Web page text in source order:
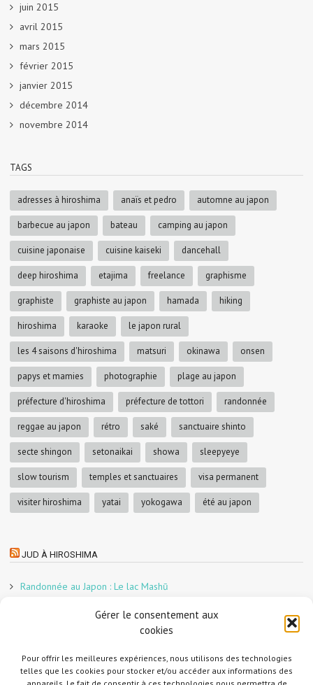
Gérer le consentement aux
cookies
Pour offrir les meilleures expériences, nous utilisons des technologies
telles que les cookies pour stocker et/ou accéder aux informations des
juin 2015
avril 2015
mars 2015
février 2015
janvier 2015
décembre 2014
novembre 2014
TAGS
adresses à hiroshima anaïs et pedro automne au japon
barbecue au japon bateau camping au japon
cuisine japonaise cuisine kaiseki dancehall
deep hiroshima etajima freelance graphisme
graphiste graphiste au japon hamada hiking
hiroshima karaoke le japon rural
les 4 saisons d'hiroshima matsuri okinawa onsen
papys et mamies photographie plage au japon
préfecture d'hiroshima préfecture de tottori randonnée
reggae au japon rétro saké sanctuaire shinto
secte shingon setonaikai showa sleepyeye
slow tourism temples et sanctuaires visa permanent
visiter hiroshima yatai yokogawa été au japon
JUD À HIROSHIMA
Randonnée au Japon : Le lac Mashū
En direct sur Adobe France !
Un café et des cabanes dans la forêt
Slow Tourism à Tomo-no-Ura